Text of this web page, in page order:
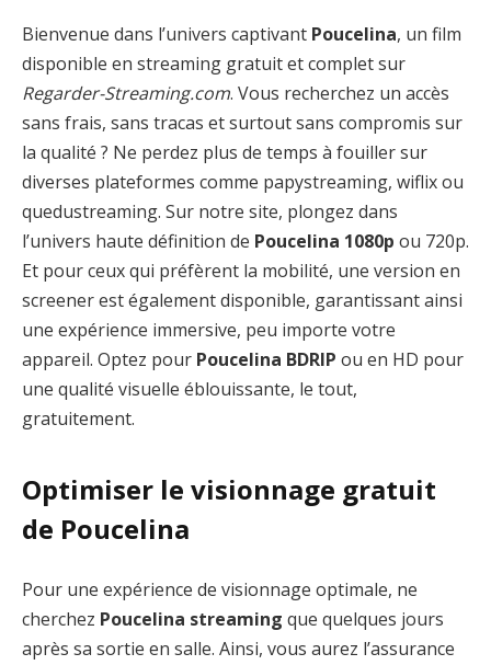
Bienvenue dans l’univers captivant Poucelina, un film
disponible en streaming gratuit et complet sur
Regarder-Streaming.com. Vous recherchez un accès
sans frais, sans tracas et surtout sans compromis sur
la qualité ? Ne perdez plus de temps à fouiller sur
diverses plateformes comme papystreaming, wiflix ou
quedustreaming. Sur notre site, plongez dans
l’univers haute définition de Poucelina 1080p ou 720p.
Et pour ceux qui préfèrent la mobilité, une version en
screener est également disponible, garantissant ainsi
une expérience immersive, peu importe votre
appareil. Optez pour Poucelina BDRIP ou en HD pour
une qualité visuelle éblouissante, le tout,
gratuitement.
Optimiser le visionnage gratuit
de Poucelina
Pour une expérience de visionnage optimale, ne
cherchez Poucelina streaming que quelques jours
après sa sortie en salle. Ainsi, vous aurez l’assurance